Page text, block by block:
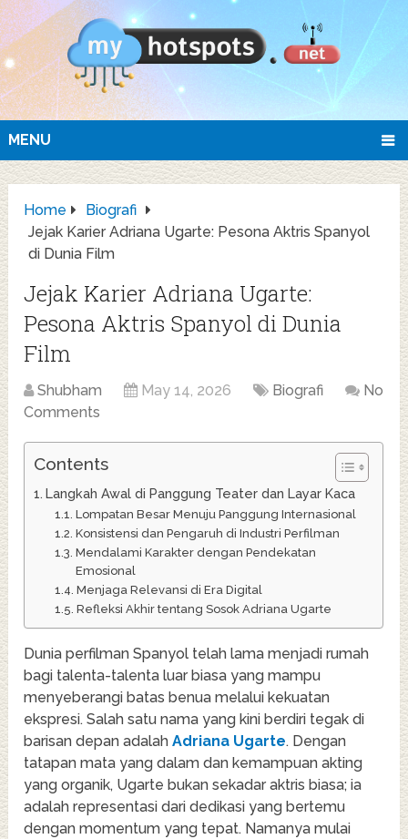
MENU
Home
Biografi
Jejak Karier Adriana Ugarte: Pesona Aktris Spanyol
di Dunia Film
Jejak Karier Adriana Ugarte:
Pesona Aktris Spanyol di Dunia
Film
Shubham May 14, 2026 Biografi
No
Comments
Contents
Langkah Awal di Panggung Teater dan Layar Kaca
Lompatan Besar Menuju Panggung Internasional
Konsistensi dan Pengaruh di Industri Perfilman
Mendalami Karakter dengan Pendekatan
Emosional
Menjaga Relevansi di Era Digital
Refleksi Akhir tentang Sosok Adriana Ugarte
Dunia perfilman Spanyol telah lama menjadi rumah
bagi talenta-talenta luar biasa yang mampu
menyeberangi batas benua melalui kekuatan
ekspresi. Salah satu nama yang kini berdiri tegak di
barisan depan adalahAdriana Ugarte. Dengan
tatapan mata yang dalam dan kemampuan akting
yang organik, Ugarte bukan sekadar aktris biasa; ia
adalah representasi dari dedikasi yang bertemu
dengan momentum yang tepat. Namanya mulai